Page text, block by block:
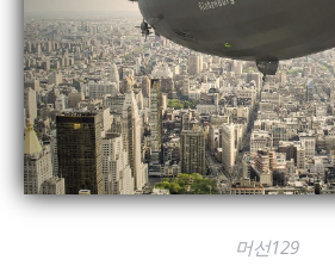
머선129